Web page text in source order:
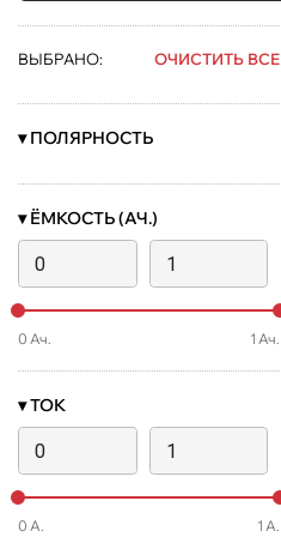
ВЫБРАНО: ОЧИСТИТЬ ВСЕ
▾ ПОЛЯРНОСТЬ
▾ ЁМКОСТЬ (АЧ.)
0 Ач. 1 Ач.
▾ТОК
0 А. 1 А.